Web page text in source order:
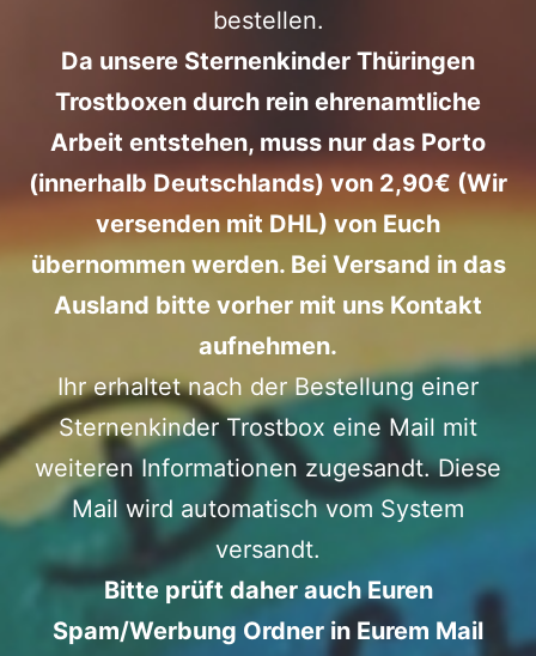
bestellen.
Da unsere Sternenkinder Thüringen
Trostboxen durch rein ehrenamtliche
Arbeit entstehen, muss nur das Porto
(innerhalb Deutschlands) von 2,90€ (Wir
versenden mit DHL) von Euch
übernommen werden. Bei Versand in das
Ausland bitte vorher mit uns Kontakt
aufnehmen.
Ihr erhaltet nach der Bestellung einer
Sternenkinder Trostbox eine Mail mit
weiteren Informationen zugesandt. Diese
Mail wird automatisch vom System
versandt.
Bitte prüft daher auch Euren
Spam/Werbung Ordner in Eurem Mail